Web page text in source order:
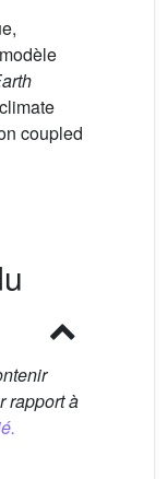
coupled
rapport à